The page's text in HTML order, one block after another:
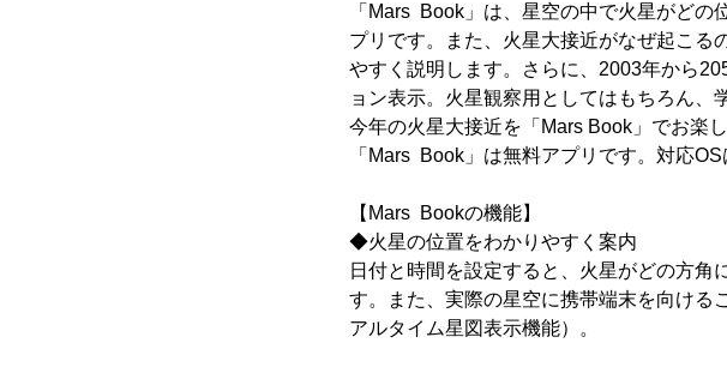
「Mars Book」は、星空の中で火星がど
プリです。また、火星大接近がなぜ起こる
やすく説明します。さらに、2003年から
ョン表示。火星観察用としてはもちろん、
今年の火星大接近を「Mars Book」でお楽
「Mars Book」は無料アプリです。対応
【Mars Bookの機能】
◆火星の位置をわかりやすく案内
日付と時間を設定すると、火星がどの方角
す。また、実際の星空に携帯端末を向ける
アルタイム星図表示機能）。